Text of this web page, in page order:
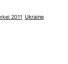
2011 Ukraine